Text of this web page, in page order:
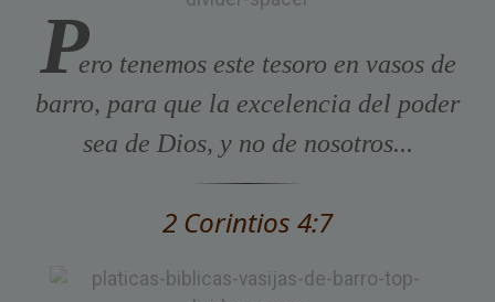
Pero tenemos este tesoro en vasos de
barro, para que la excelencia del poder
sea de Dios, y no de nosotros...
2 Corintios 4:7